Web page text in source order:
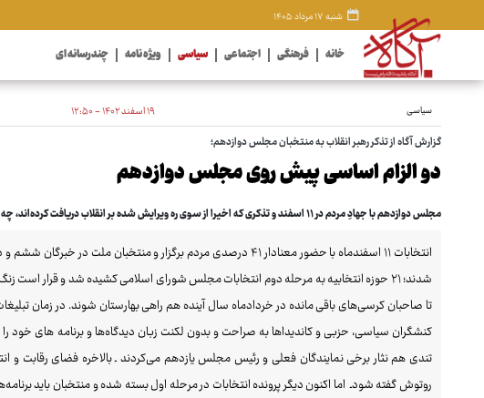
شنبه ۱۷ مرداد ۱۴۰۵
خانه فرهنگی اجتماعی سیاسی ویژه نامه چندرسانه ای
سیاسی ۱۹ اسفند ۱۴۰۲ - ۱۲:۵۰
گزارش آگاه از تذکر رهبر انقلاب به منتخبان مجلس دوازدهم؛
دو الزام اساسی پیش روی مجلس دوازدهم
مجلس دوازدهم با جهادِ مردم در ۱۱ اسفند و تذکری که اخیرا از سوی ره ویرایش شده بر انقلاب دریافت کرده‌اند، چه کارنامه‌ای از خود ارائه خواهد داد؟
انتخابات ۱۱ اسفندماه با حضور معنادار ۴۱ درصدی مردم برگزار و
شدند؛ ۲۱ حوزه انتخابیه به مرحله دوم انتخابات مجلس شورای اسلامی کشیده شد و قرار است
تا صاحبان کرسی‌های باقی مانده در خردادماه سال آینده هم راهی بهارستان شوند. در زمان
کنشگران سیاسی، حزبی و کاندیداها به صراحت و بدون لکنت زبان دیدگاه‌ها و برنامه های خود
تندی هم نثار برخی نمایندگان فعلی و رئیس مجلس یازدهم می‌کردند ـ بالاخره فضای رقابت و
روتوش گفته شودـ اما اکنون دیگر پرونده انتخابات در مرحله اول بسته شده و منتخبان باید